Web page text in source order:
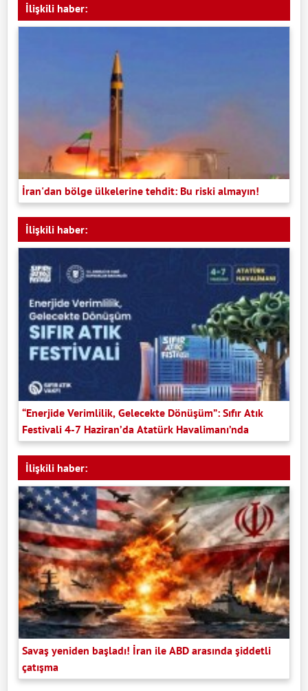
İlişkili haber:
İran'dan bölge ülkelerine tehdit: Bu riski almayın!
İlişkili haber:
“Enerjide Verimlilik, Gelecekte Dönüşüm”: Sıfır Atık
Festivali 4-7 Haziran’da Atatürk Havalimanı’nda
İlişkili haber:
Savaş yeniden başladı! İran ile ABD arasında şiddetli
çatışma